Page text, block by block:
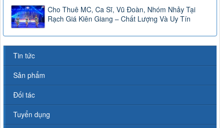
Cho Thuê MC, Ca Sĩ, Vũ Đoàn, Nhóm Nhảy Tại
Rạch Giá Kiên Giang – Chất Lượng Và Uy Tín
Tin tức
Sản phẩm
Đối tác
Tuyển dụng